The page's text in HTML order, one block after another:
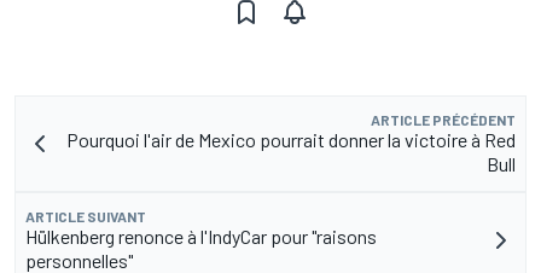
ARTICLE PRÉCÉDENT
Pourquoi l'air de Mexico pourrait donner la victoire à Red
Bull
ARTICLE SUIVANT
Hülkenberg renonce à l'IndyCar pour "raisons
personnelles"